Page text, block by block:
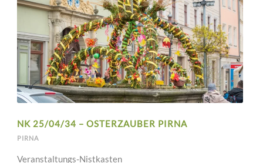
NK 25/04/34 – OSTERZAUBER PIRNA
PIRNA
Veranstaltungs-Nistkasten